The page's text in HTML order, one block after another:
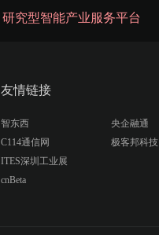
研究型智能产业服务平台
友情链接
智东西
C114通信网
ITES深圳工业展
cnBeta
央企融通
极客邦科技